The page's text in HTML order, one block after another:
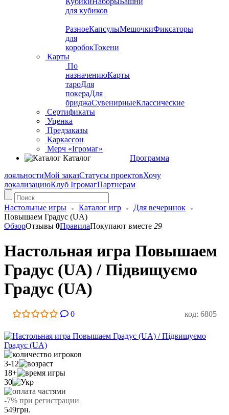
для кубиков
РазноеКапсулыМешочкиФиксаторы
для
коробокТокени
Карты
По
назначениюКарты
тароДля
покераДля
бриджаСувенирныеКлассические
Сертификаты
Уценка
Предзаказы
Каркассон
Мерч «Ігромаг»
Каталог
Программа
лояльностиМой заказСтатусы проектовХочу
локализациюКлуб ІгромагПартнерам
Настольные игры Каталог игр
Для вечеринок
Повышаем Градус (UA)
ОбзорОтзывы 0ПравилаПокупают вместе 29
Настольная игра Повышаем
Градус (UA) / Підвищуємо
Градус (UA)
0 код: 6805
3-12
18+
30
-7% при регистрации
549грн.